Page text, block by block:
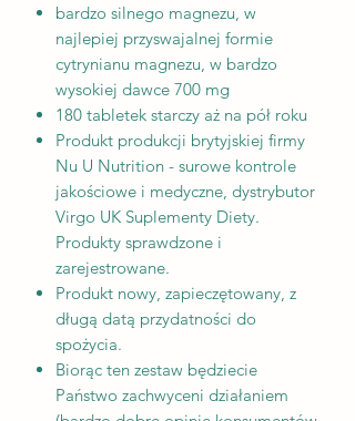
bardzo silnego magnezu, w
najlepiej przyswajalnej formie
cytrynianu magnezu, w bardzo
wysokiej dawce 700 mg
180 tabletek starczy aż na pół roku
Produkt produkcji brytyjskiej firmy
Nu U Nutrition - surowe kontrole
jakościowe i medyczne, dystrybutor
Virgo UK Suplementy Diety.
Produkty sprawdzone i
zarejestrowane.
Produkt nowy, zapieczętowany, z
długą datą przydatności do
spożycia.
Biorąc ten zestaw będziecie
Państwo zachwyceni działaniem